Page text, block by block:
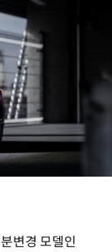
변경 모델인